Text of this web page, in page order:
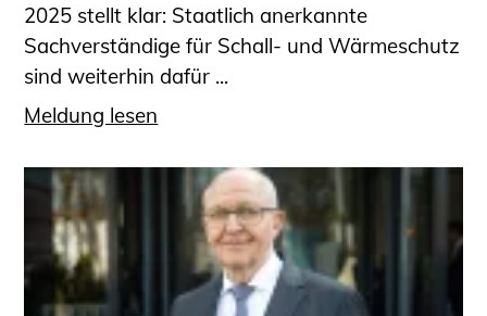
Informationen für Auftraggeber und
Verbraucher
Ingenieursuche (Mitglieder der IK-Bau
NRW)
Bauherren-ABC
Informationen für Schülerinnen,
Schüler und Studierende
Projekte für Schülerinnen und Schüler
START.ING. Das Studierenden Praxis-
2025 stellt klar: Staatlich anerkannte
Sachverständige für Schall- und Wärmeschutz
sind weiterhin dafür ...
Meldung lesen